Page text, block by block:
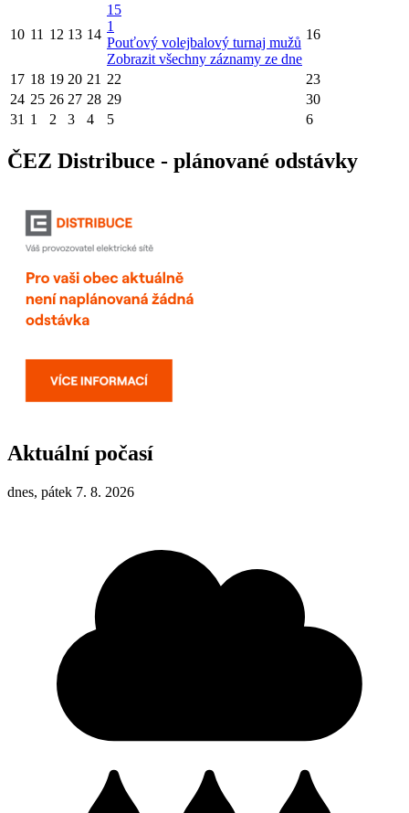
10 11 12 13 14
15
1
Pouťový volejbalový turnaj mužů
Zobrazit všechny záznamy ze dne
16
17 18 19 20 21 22
23
24 25 26 27 28 29
30
31 1 2 3 4 5 6
ČEZ Distribuce - plánované odstávky
Aktuální počasí
dnes, pátek 7. 8. 2026